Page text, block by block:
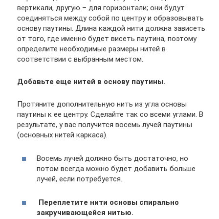
вертикали, другую – для горизонтали; они будут
соединяться между собой по центру и образовывать
основу паутины. Длина каждой нити должна зависеть
от того, где именно будет висеть паутина, поэтому
определите необходимые размеры нитей в
соответствии с выбранным местом.
Добавьте еще нитей в основу паутины.
Протяните дополнительную нить из угла основы
паутины к ее центру. Сделайте так со всеми углами. В
результате, у вас получится восемь лучей паутины
(основных нитей каркаса).
Восемь лучей должно быть достаточно, но
потом всегда можно будет добавить больше
лучей, если потребуется.
Переплетите нити основы спирально
закручивающейся нитью.